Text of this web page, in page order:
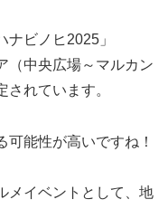
ビノヒ2025」
（中央広場～マルカン
れています。
可能性が高いですね！
メイベントとして、地